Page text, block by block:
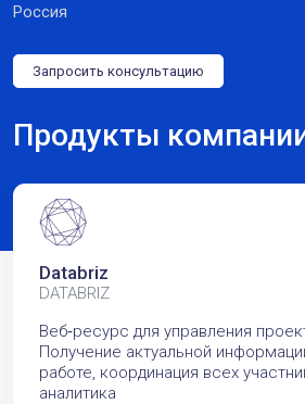
Россия
Запросить консультацию
Продукты
Databriz
DATABRIZ
Веб‑ресурс для управления
Получение актуальной
работе, координация всех
аналитика